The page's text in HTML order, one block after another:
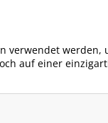
verwendet
auf einer